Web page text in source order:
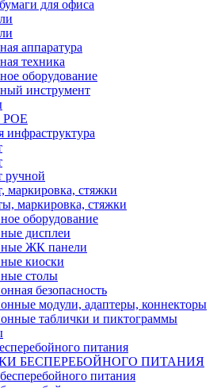
для офиса
аппаратура
техника
оборудование
инструмент
инфраструктура
ручной
маркировка, стяжки
маркировка, стяжки
оборудование
дисплеи
ЖК панели
киоски
столы
безопасность
модули, адаптеры, коннекторы
таблички и пиктограммы
питания
БЕСПЕРЕБОЙНОГО ПИТАНИЯ
питания